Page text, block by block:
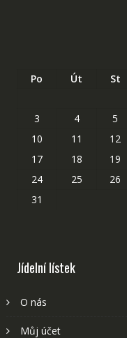
Po Út St
3
4 5
10
11 12
17
18 19
24
25 26
31
Jídelní lístek
O nás
Můj účet